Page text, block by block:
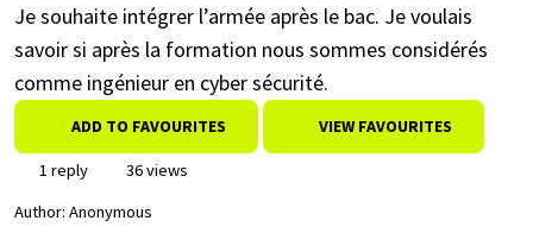
Je souhaite intégrer l’armée après le bac. Je voulais
savoir si après la formation nous sommes considérés
comme ingénieur en cyber sécurité.
ADD TO FAVOURITES VIEW FAVOURITES
1 reply
36 views
Author: Anonymous